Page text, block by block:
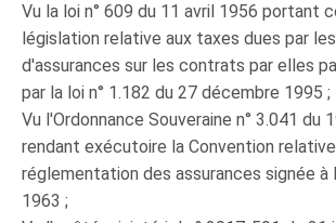
Vu la loi n° 609 du 11 avril 1956 portant
législation relative aux taxes dues par
d'assurances sur les contrats par elles
par la loi n° 1.182 du 27 décembre 1995 ;
Vu l'Ordonnance Souveraine n° 3.041 du
rendant exécutoire la Convention
réglementation des assurances signée à
1963 ;